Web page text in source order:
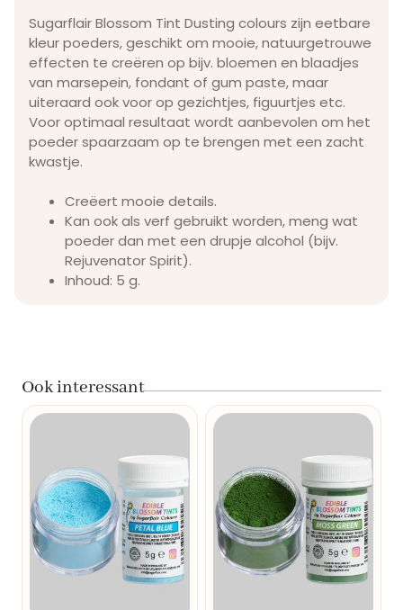
Sugarflair Blossom Tint Dusting colours zijn eetbare
kleur poeders, geschikt om mooie, natuurgetrouwe
effecten te creëren op bijv. bloemen en blaadjes
van marsepein, fondant of gum paste, maar
uiteraard ook voor op gezichtjes, figuurtjes etc.
Voor optimaal resultaat wordt aanbevolen om het
poeder spaarzaam op te brengen met een zacht
kwastje.
Creëert mooie details.
Kan ook als verf gebruikt worden, meng wat
poeder dan met een drupje alcohol (bijv.
Rejuvenator Spirit).
Inhoud: 5 g.
Ook interessant